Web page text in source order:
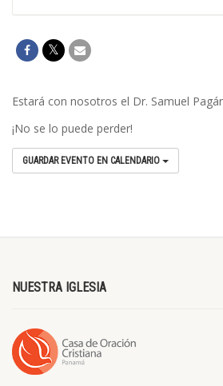
Estará con nosotros el Dr. Samuel
¡No se lo puede perder!
GUARDAR EVENTO EN CALENDARIO
NUESTRA IGLESIA